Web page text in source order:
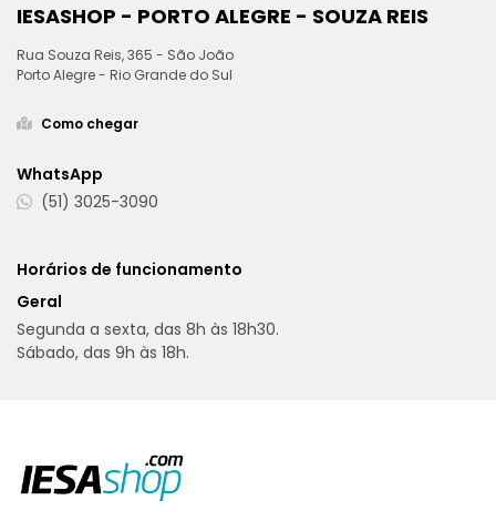
IESASHOP - PORTO ALEGRE - SOUZA REIS
Rua Souza Reis, 365 - São João
Porto Alegre - Rio Grande do Sul
Como chegar
WhatsApp
(51) 3025-3090
Horários de funcionamento
Geral
Segunda a sexta, das 8h às 18h30.
Sábado, das 9h às 18h.